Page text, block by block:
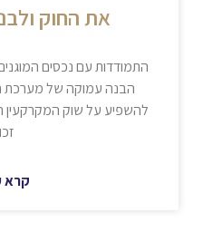
את החוק
התמודדות עם נכסים
הבנה עמוקה של מערכת
להשפיע על שוק המקרקעין
קרא